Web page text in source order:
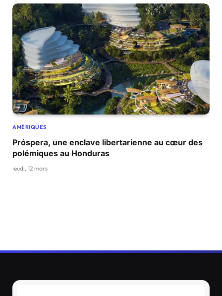
AMÉRIQUES
Próspera, une enclave libertarienne au cœur des
polémiques au Honduras
jeudi, 12 mars